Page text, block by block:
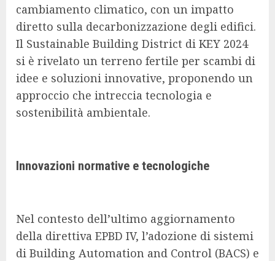
cambiamento climatico, con un impatto
diretto sulla decarbonizzazione degli edifici.
Il Sustainable Building District di KEY 2024
si è rivelato un terreno fertile per scambi di
idee e soluzioni innovative, proponendo un
approccio che intreccia tecnologia e
sostenibilità ambientale.
Innovazioni normative e tecnologiche
Nel contesto dell’ultimo aggiornamento
della direttiva EPBD IV, l’adozione di sistemi
di Building Automation and Control (BACS) e